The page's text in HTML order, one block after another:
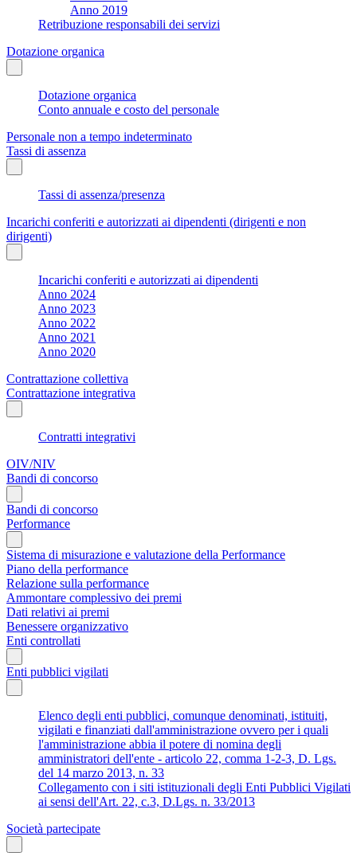
Anno 2019
Retribuzione responsabili dei servizi
Dotazione organica
Dotazione organica
Conto annuale e costo del personale
Personale non a tempo indeterminato
Tassi di assenza
Tassi di assenza/presenza
Incarichi conferiti e autorizzati ai dipendenti (dirigenti e non
dirigenti)
Incarichi conferiti e autorizzati ai dipendenti
Anno 2024
Anno 2023
Anno 2022
Anno 2021
Anno 2020
Contrattazione collettiva
Contrattazione integrativa
Contratti integrativi
OIV/NIV
Bandi di concorso
Bandi di concorso
Performance
Sistema di misurazione e valutazione della Performance
Piano della performance
Relazione sulla performance
Ammontare complessivo dei premi
Dati relativi ai premi
Benessere organizzativo
Enti controllati
Enti pubblici vigilati
Elenco degli enti pubblici, comunque denominati, istituiti,
vigilati e finanziati dall'amministrazione ovvero per i quali
l'amministrazione abbia il potere di nomina degli
amministratori dell'ente - articolo 22, comma 1-2-3, D. Lgs.
del 14 marzo 2013, n. 33
Collegamento con i siti istituzionali degli Enti Pubblici Vigilati
ai sensi dell'Art. 22, c.3, D.Lgs. n. 33/2013
Società partecipate